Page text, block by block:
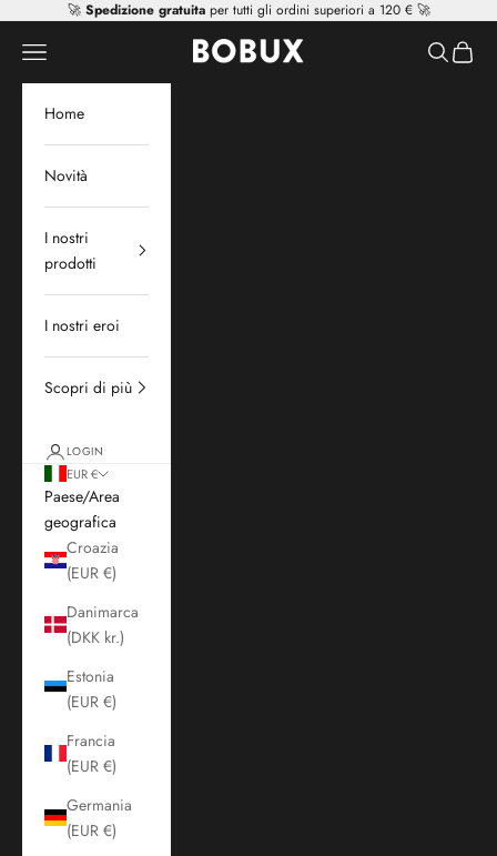
Vai al contenuto
🚀 Spedizione gratuitaper tutti gli ordini superiori a 120 € 🚀
Mr Tiggle - Distributor
Apri il menu di navigazione Mostra il
Home
Novità
I nostri
prodotti
I nostri eroi
Scopri di più
LOGIN
EUR €
Paese/Area
geografica
Croazia
(EUR €)
Danimarca
(DKK kr.)
Estonia
(EUR €)
Francia
(EUR €)
Germania
(EUR €)